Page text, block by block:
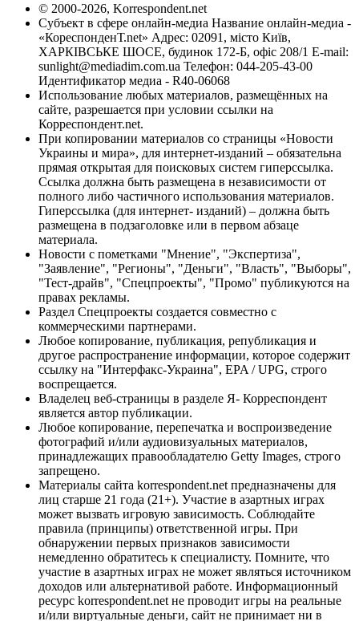
© 2000-2026, Korrespondent.net
Субъект в сфере онлайн-медиа Название онлайн-медиа -
«КореспонденТ.net» Адрес: 02091, місто Київ,
ХАРКІВСЬКЕ ШОСЕ, будинок 172-Б, офіс 208/1 E-mail:
sunlight@mediadim.com.ua Телефон: 044-205-43-00
Идентификатор медиа - R40-06068
Использование любых материалов, размещённых на
сайте, разрешается при условии ссылки на
Корреспондент.net.
При копировании материалов со страницы «Новости
Украины и мира», для интернет-изданий – обязательна
прямая открытая для поисковых систем гиперссылка.
Ссылка должна быть размещена в независимости от
полного либо частичного использования материалов.
Гиперссылка (для интернет- изданий) – должна быть
размещена в подзаголовке или в первом абзаце
материала.
Новости с пометками "Мнение", "Экспертиза",
"Заявление", "Регионы", "Деньги", "Власть", "Выборы",
"Тест-драйв", "Спецпроекты", "Промо" публикуются на
правах рекламы.
Раздел Спецпроекты создается совместно с
коммерческими партнерами.
Любое копирование, публикация, републикация и
другое распространение информации, которое содержит
ссылку на "Интерфакс-Украина", EPA / UPG, строго
воспрещается.
Владелец веб-страницы в разделе Я- Корреспондент
является автор публикации.
Любое копирование, перепечатка и воспроизведение
фотографий и/или аудиовизуальных материалов,
принадлежащих правообладателю Getty Images, строго
запрещено.
Материалы сайта korrespondent.net предназначены для
лиц старше 21 года (21+). Участие в азартных играх
может вызвать игровую зависимость. Соблюдайте
правила (принципы) ответственной игры. При
обнаружении первых признаков зависимости
немедленно обратитесь к специалисту. Помните, что
участие в азартных играх не может являться источником
доходов или альтернативой работе. Информационный
ресурс korrespondent.net не проводит игры на реальные
и/или виртуальные деньги, сайт не принимает ни в